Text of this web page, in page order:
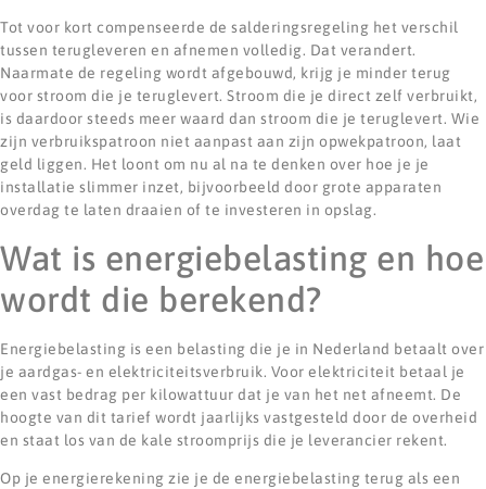
Tot voor kort compenseerde de salderingsregeling het verschil
tussen terugleveren en afnemen volledig. Dat verandert.
Naarmate de regeling wordt afgebouwd, krijg je minder terug
voor stroom die je teruglevert. Stroom die je direct zelf verbruikt,
is daardoor steeds meer waard dan stroom die je teruglevert. Wie
zijn verbruikspatroon niet aanpast aan zijn opwekpatroon, laat
geld liggen. Het loont om nu al na te denken over hoe je je
installatie slimmer inzet, bijvoorbeeld door grote apparaten
overdag te laten draaien of te investeren in opslag.
Wat is energiebelasting en hoe
wordt die berekend?
Energiebelasting is een belasting die je in Nederland betaalt over
je aardgas- en elektriciteitsverbruik. Voor elektriciteit betaal je
een vast bedrag per kilowattuur dat je van het net afneemt. De
hoogte van dit tarief wordt jaarlijks vastgesteld door de overheid
en staat los van de kale stroomprijs die je leverancier rekent.
Op je energierekening zie je de energiebelasting terug als een